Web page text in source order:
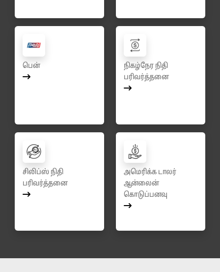
பென்
நிகழ்நேர நிதி
பரிவர்த்தனை
சிலிப்ஸ் நிதி
பரிவர்த்தனை
அமெரிக்க டாலர்
ஆன்லைன்
கொடுப்பனவு